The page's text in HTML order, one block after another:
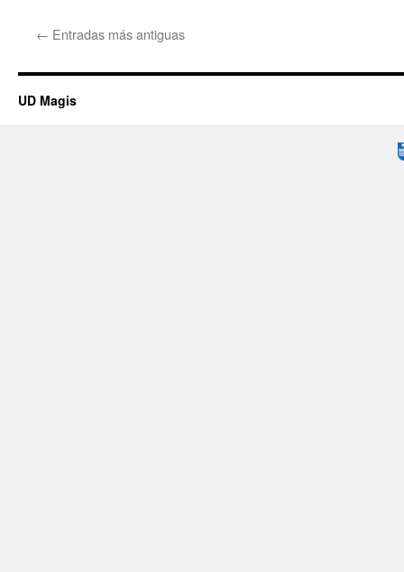
← Entradas más antiguas
UD Magis